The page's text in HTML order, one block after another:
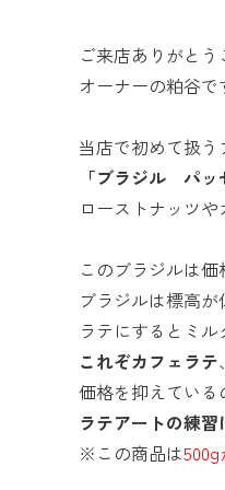
ご来店ありがとう
オーナーの粕谷で
当店で初めて扱う
「ブラジル パ
ローストナッツ
このブラジルは
ブラジルは標高
ラテにするとミ
これぞカフェラテ
価格を抑えている
ラテアートの練
※この商品は